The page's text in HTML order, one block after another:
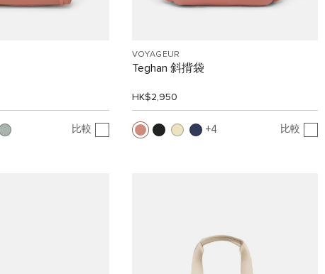
比較
VOYAGEUR
Teghan 斜揹袋
HK$2,950
4 比較